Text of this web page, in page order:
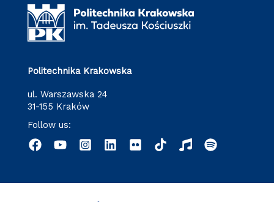
Politechnika Krakowska
ul. Warszawska 24
31-155 Kraków
Follow us: